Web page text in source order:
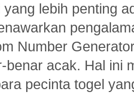
lebih penting
Number
benar acak. Hal ini
pecinta togel